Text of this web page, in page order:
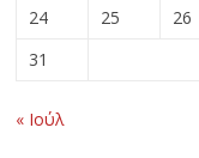
24
25 26
31
« Ιούλ